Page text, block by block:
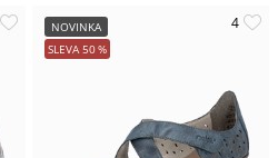
NOVINKA
SLEVA 50%